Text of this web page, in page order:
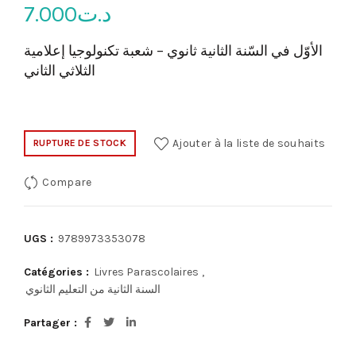
د.ت7.000
الأوّل في السّنة الثانية ثانوي – شعبة تكنولوجيا إعلامية
الثلاثي الثاني
RUPTURE DE STOCK Ajouter à la liste de souhaits
Compare
UGS : 9789973353078
Catégories : Livres Parascolaires ,
السنة الثانية من التعليم الثانوي
Partager